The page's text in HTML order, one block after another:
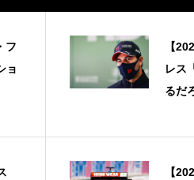
フ
ョ
【
レス
るだ
【